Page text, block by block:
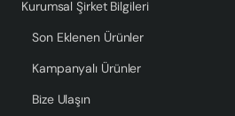
Kurumsal Şirket Bilgileri
Son Eklenen Ürünler
Kampanyalı Ürünler
Bize Ulaşın